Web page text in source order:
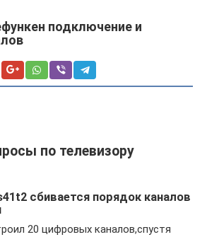
подключение и
по телевизору
сбивается порядок каналов
20 цифровых каналов,спустя